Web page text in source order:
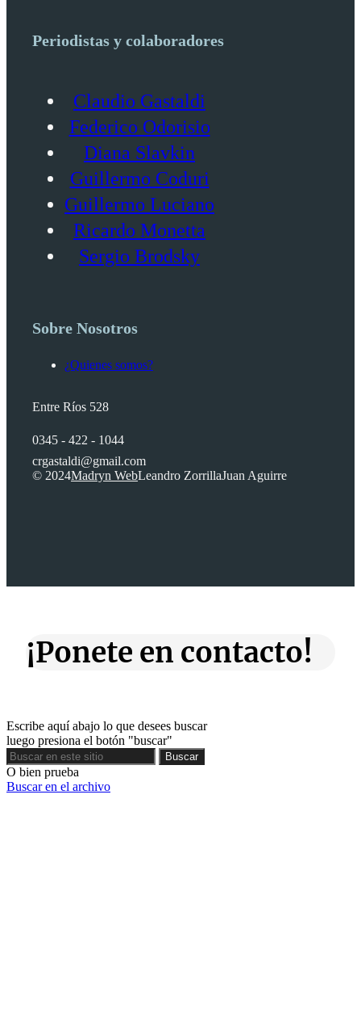
Periodistas y colaboradores
Claudio Gastaldi
Federico Odorisio
Diana Slavkin
Guillermo Coduri
Guillermo Luciano
Ricardo Monetta
Sergio Brodsky
Sobre Nosotros
¿Quienes somos?
Entre Ríos 528
0345 - 422 - 1044
crgastaldi@gmail.com
© 2024Madryn WebLeandro ZorrillaJuan Aguirre
¡Ponete en contacto!
Escribe aquí abajo lo que desees buscar
luego presiona el botón "buscar"
Buscar
Buscar
O bien prueba
Buscar en el archivo